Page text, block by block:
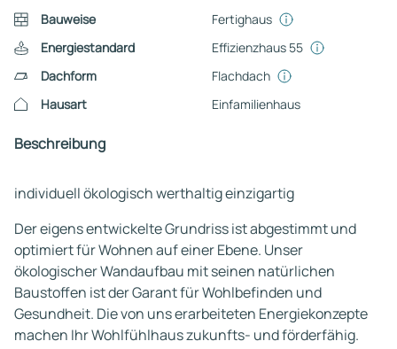
Bauweise
Fertighaus
Energiestandard
Effizienzhaus 55
Dachform
Flachdach
Hausart
Einfamilienhaus
Beschreibung
individuell ökologisch werthaltig einzigartig
Der eigens entwickelte Grundriss ist abgestimmt und
optimiert für Wohnen auf einer Ebene. Unser
ökologischer Wandaufbau mit seinen natürlichen
Baustoffen ist der Garant für Wohlbefinden und
Gesundheit. Die von uns erarbeiteten Energiekonzepte
machen Ihr Wohlfühlhaus zukunfts- und förderfähig.